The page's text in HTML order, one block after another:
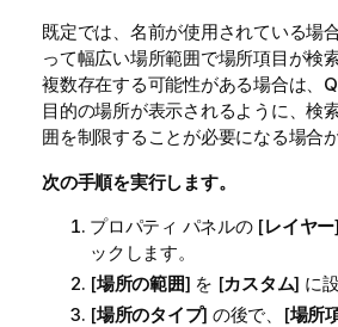
既定では、名前が使用されている場合
って幅広い場所範囲で場所項目が検
複数存在する可能性がある場合は、
目的の場所が表示されるように、検
囲を制限することが必要になる場合
次の手順を実行します。
プロパティ パネルの [レイヤー
ックします。
[場所の範囲] を [カスタム] に
[場所のタイプ] の後で、[場所